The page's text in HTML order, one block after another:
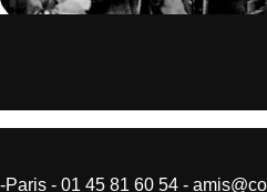
- 01 45 81 60 54 -